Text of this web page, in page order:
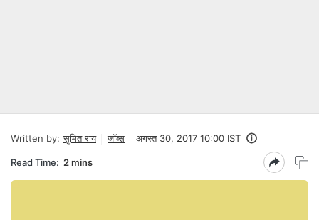
Written by: सुमित राय जॉब्स अगस्त 30, 2017 10:00 IST
Read Time: 2 mins